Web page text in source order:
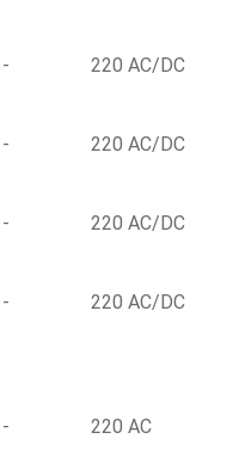
- 220 AC/DC
- 220 AC/DC
- 220 AC/DC
- 220 AC/DC
- 220 AC